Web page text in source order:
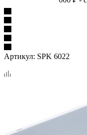
Артикул: SPK 6022